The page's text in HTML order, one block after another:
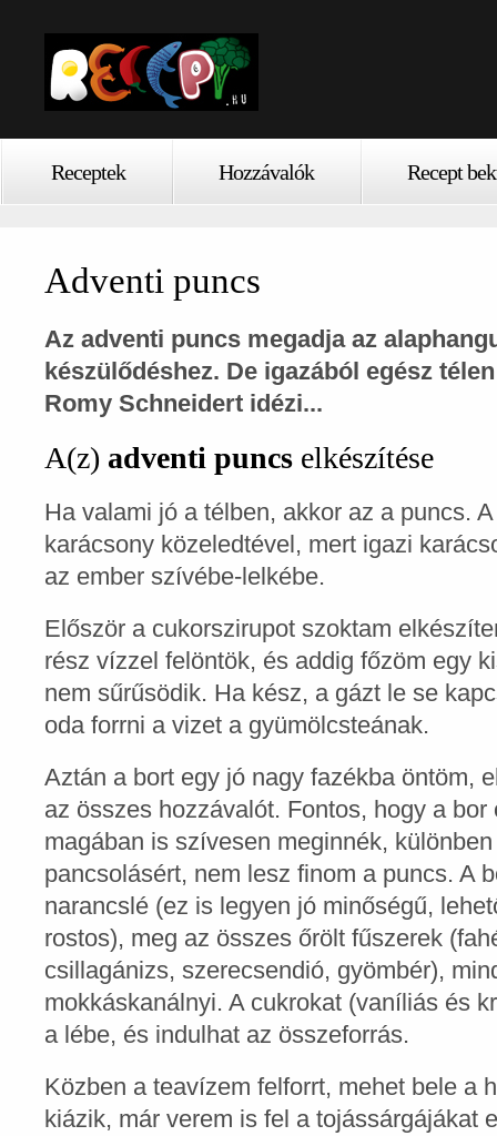
Receptek Hozzávalók Recept
Adventi puncs
Az adventi puncs megadja az
készülődéshez. De igazából egész
Romy Schneidert idézi...
A(z) adventi puncs elkészítése
Ha valami jó a télben, akkor az a puncs.
karácsony közeledtével, mert igazi
az ember szívébe-lelkébe.
Először a cukorszirupot szoktam
rész vízzel felöntök, és addig főzöm egy
nem sűrűsödik. Ha kész, a gázt le se
oda forrni a vizet a gyümölcsteának.
Aztán a bort egy jó nagy fazékba öntöm,
az összes hozzávalót. Fontos, hogy a bor
magában is szívesen meginnék,
pancsolásért, nem lesz finom a puncs. A
narancslé (ez is legyen jó minőségű,
rostos), meg az összes őrölt fűszerek
csillagánizs, szerecsendió, gyömbér),
mokkáskanálnyi. A cukrokat (vaníliás és
a lébe, és indulhat az összeforrás.
Közben a teavízem felforrt, mehet bele a
kiázik, már verem is fel a tojássárgájákat